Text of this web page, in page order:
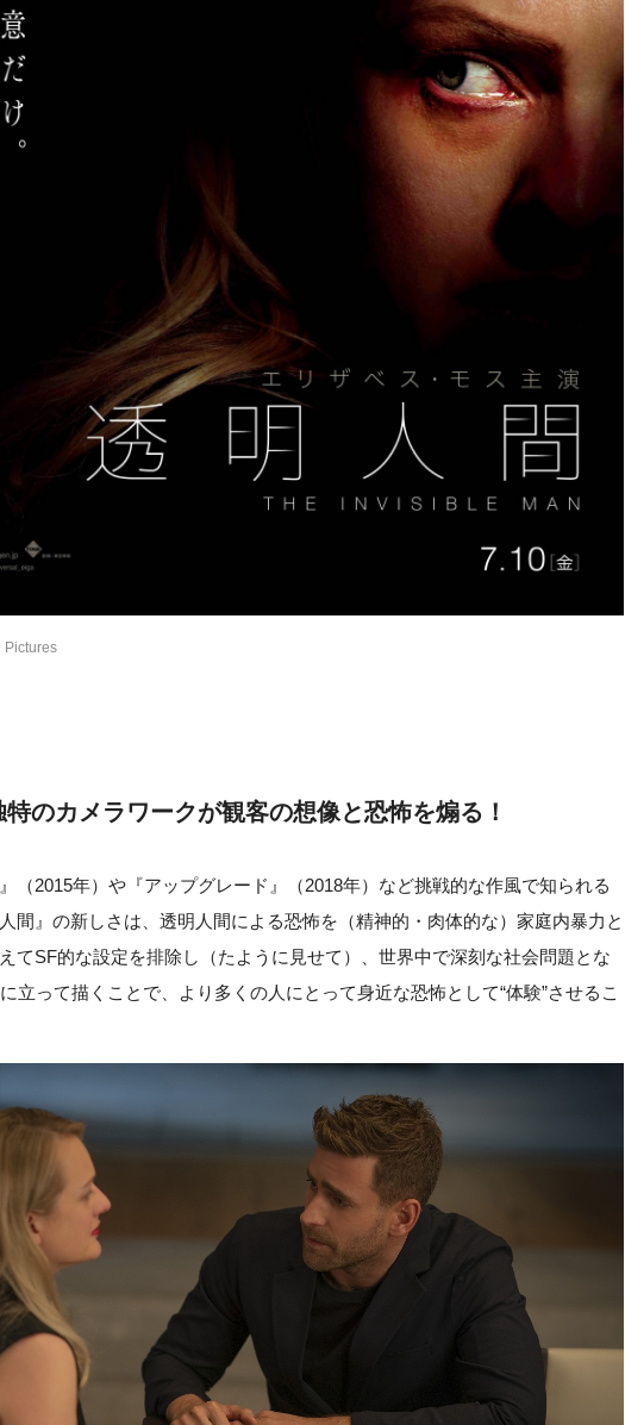
Pictures
のカメラワークが観客の想像と恐怖を煽る！
（2015年）や『アップグレード』（2018年）など挑戦的な作風で知られる
間』の新しさは、透明人間による恐怖を（精神的・肉体的な）家庭内暴力と
てSF的な設定を排除し（たように見せて）、世界中で深刻な社会問題とな
立って描くことで、より多くの人にとって身近な恐怖として“体験”させるこ